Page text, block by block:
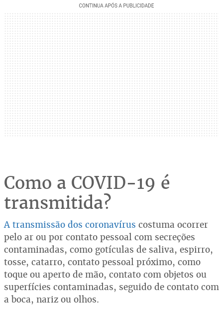
Como a COVID-19 é
transmitida?
A transmissão dos coronavírus costuma ocorrer
pelo ar ou por contato pessoal com secreções
contaminadas, como gotículas de saliva, espirro,
tosse, catarro, contato pessoal próximo, como
toque ou aperto de mão, contato com objetos ou
superfícies contaminadas, seguido de contato com
a boca, nariz ou olhos.